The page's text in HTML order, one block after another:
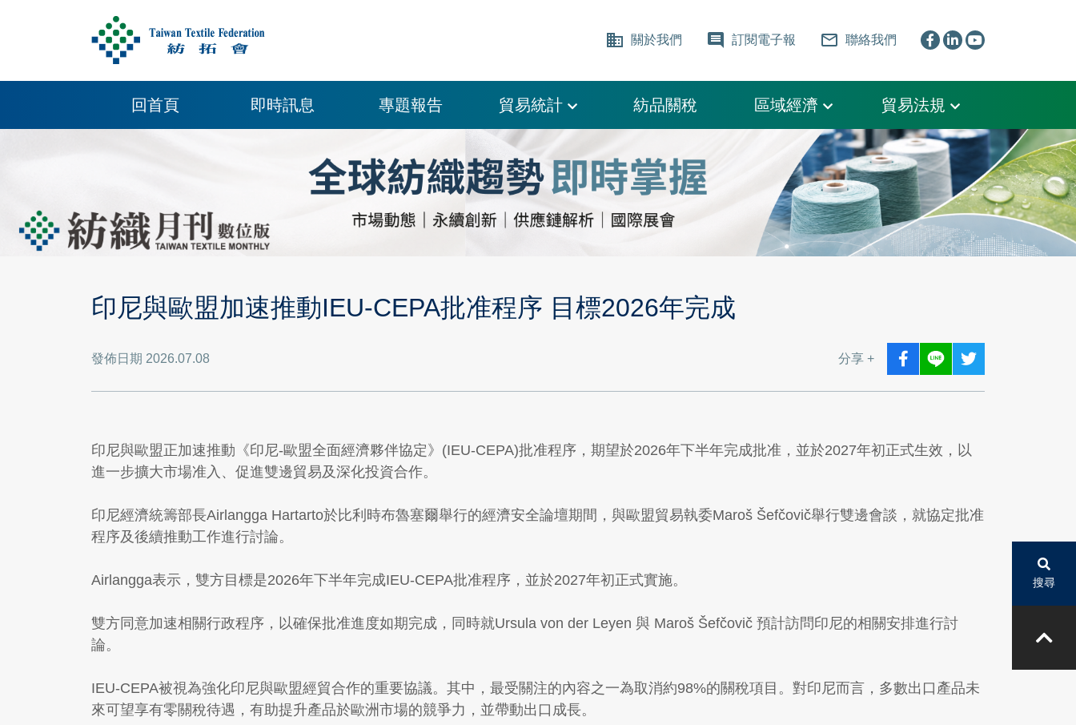
印尼與歐盟加速推動IEU-CEPA批准程序 目標2026年完成
發佈日期 2026.07.08 分享 +
印尼與歐盟正加速推動《印尼-歐盟全面經濟夥伴協定》(IEU-CEPA)批准程序，期望於2026年下半年完成批准，並於2027年初正式生效，以
進一步擴大市場准入、促進雙邊貿易及深化投資合作。
印尼經濟統籌部長Airlangga Hartarto於比利時布魯塞爾舉行的經濟安全論壇期間，與歐盟貿易執委Maroš Šefčovič舉行雙邊會談，就協定批准
程序及後續推動工作進行討論。
Airlangga表示，雙方目標是2026年下半年完成IEU-CEPA批准程序，並於2027年初正式實施。
雙方同意加速相關行政程序，以確保批准進度如期完成，同時就Ursula von der Leyen 與 Maroš Šefčovič 預計訪問印尼的相關安排進行討
論。
IEU-CEPA被視為強化印尼與歐盟經貿合作的重要協議。其中，最受關注的內容之一為取消約98%的關稅項目。對印尼而言，多數出口產品未
來可望享有零關稅待遇，有助提升產品於歐洲市場的競爭力，並帶動出口成長。
business 關於我們 comment 訂閱電子報 mail_outline 聯絡我們
回首頁 即時訊息 專題報告 貿易統計 紡品關稅 區域經濟 貿易法規
搜尋